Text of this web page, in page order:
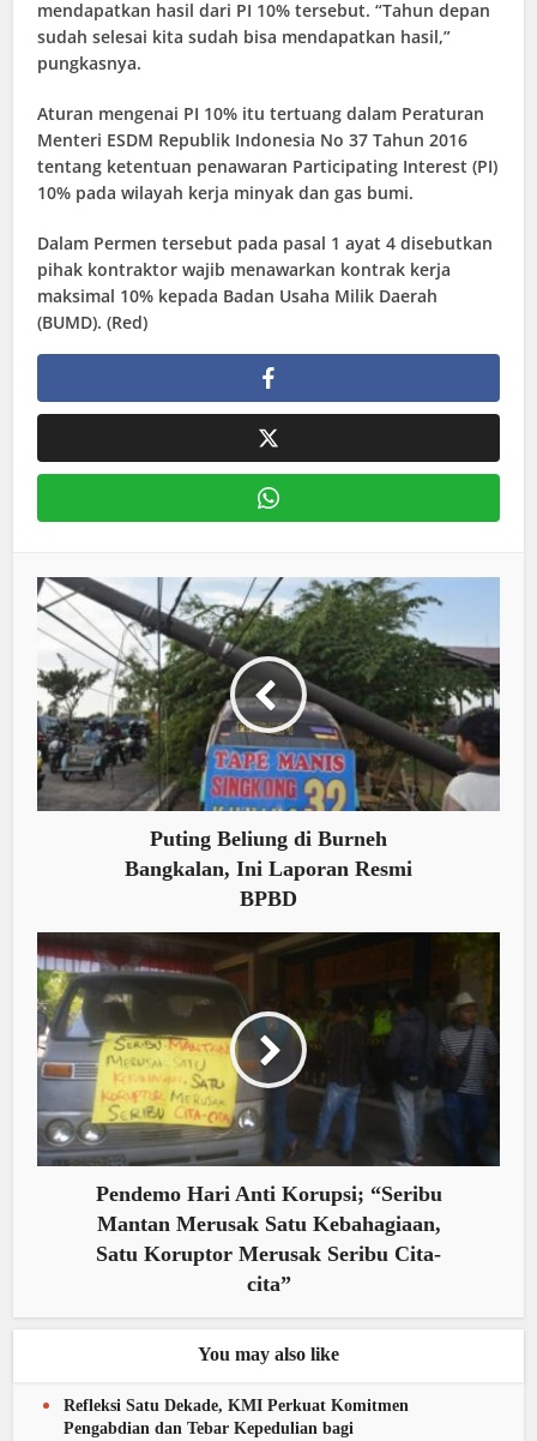
mendapatkan hasil dari PI 10% tersebut. “Tahun depan
sudah selesai kita sudah bisa mendapatkan hasil,”
pungkasnya.
Aturan mengenai PI 10% itu tertuang dalam Peraturan
Menteri ESDM Republik Indonesia No 37 Tahun 2016
tentang ketentuan penawaran Participating Interest (PI)
10% pada wilayah kerja minyak dan gas bumi.
Dalam Permen tersebut pada pasal 1 ayat 4 disebutkan
pihak kontraktor wajib menawarkan kontrak kerja
maksimal 10% kepada Badan Usaha Milik Daerah
(BUMD). (Red)
Puting Beliung di Burneh
Bangkalan, Ini Laporan Resmi
BPBD
Pendemo Hari Anti Korupsi; “Seribu
Mantan Merusak Satu Kebahagiaan,
Satu Koruptor Merusak Seribu Cita-
cita”
You may also like
Refleksi Satu Dekade, KMI Perkuat Komitmen
Pengabdian dan Tebar Kepedulian bagi